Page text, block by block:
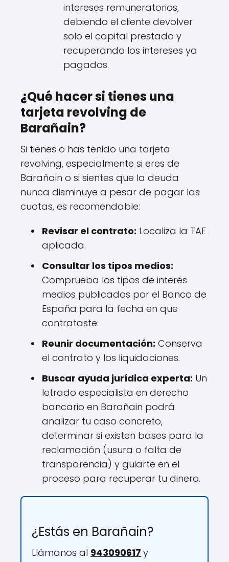
intereses remuneratorios,
debiendo el cliente devolver
solo el capital prestado y
recuperando los intereses ya
pagados.
¿Qué hacer si tienes una
tarjeta revolving de
Barañain?
Si tienes o has tenido una tarjeta
revolving, especialmente si eres de
Barañain o si sientes que la deuda
nunca disminuye a pesar de pagar las
cuotas, es recomendable:
Revisar el contrato: Localiza la TAE
aplicada.
Consultar los tipos medios:
Comprueba los tipos de interés
medios publicados por el Banco de
España para la fecha en que
contrataste.
Reunir documentación: Conserva
el contrato y los liquidaciones.
Buscar ayuda jurídica experta: Un
letrado especialista en derecho
bancario en Barañain podrá
analizar tu caso concreto,
determinar si existen bases para la
reclamación (usura o falta de
transparencia) y guiarte en el
proceso para recuperar tu dinero.
¿Estás en Barañain?
Llámanos al 943090617 y